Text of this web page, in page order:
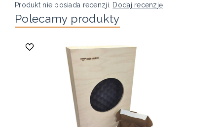
Produkt nie posiada recenzji. Dodaj recenzję
Polecamy produkty